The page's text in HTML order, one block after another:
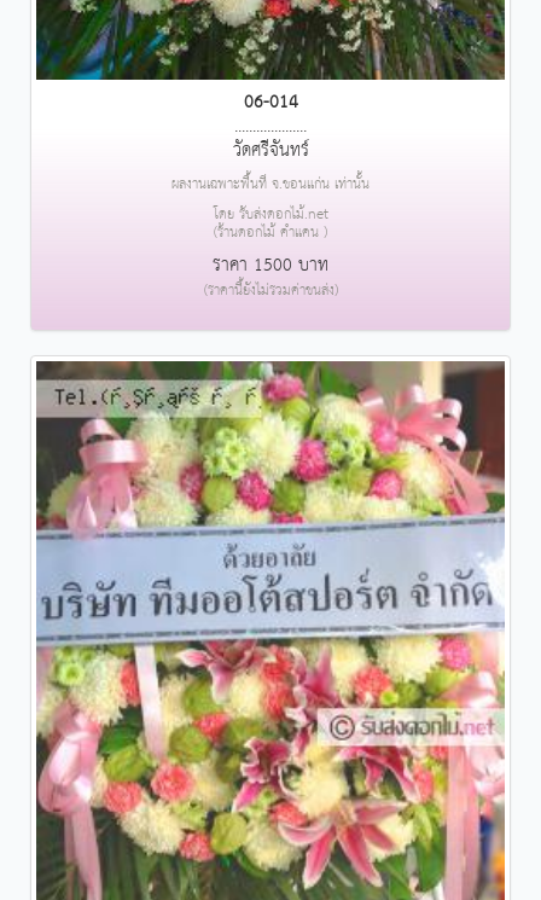
06-014
....................
วัดศรีจันทร์
ผลงานเฉพาะพื้นที่ จ.ขอนแก่น เท่านั้น
โดย รับส่งดอกไม้.net
(ร้านดอกไม้ คำแคน )
ราคา 1500 บาท
(ราคานี้ยังไม่รวมค่าขนส่ง)